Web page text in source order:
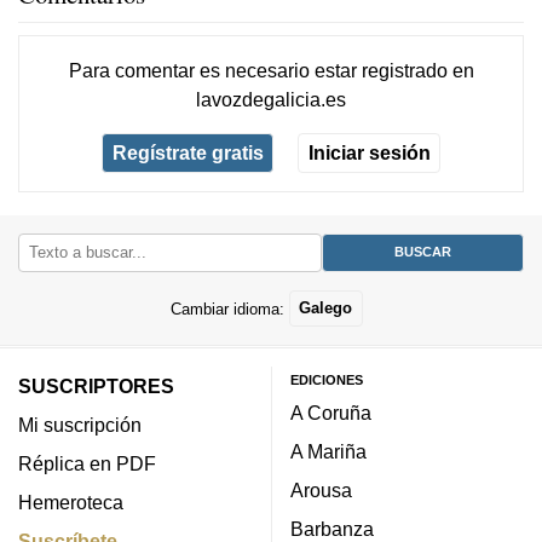
Para comentar es necesario estar registradoen
lavozdegalicia.es
Regístrate gratis Iniciar sesión
Cambiar idioma: Galego
SUSCRIPTORES
Mi suscripción
Réplica en PDF
Hemeroteca
EDICIONES
A Coruña
A Mariña
Arousa
Barbanza